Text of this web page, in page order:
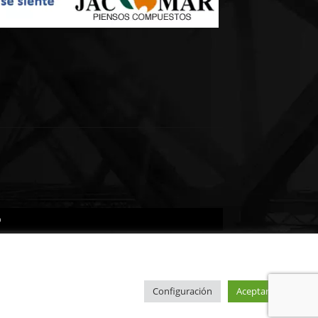
Configuración Aceptar todo